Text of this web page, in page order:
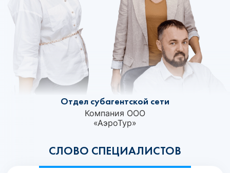
СЛОВО СПЕЦИАЛИСТОВ
Отдел субагентской сети
Компания ООО
«АэроТур»‎